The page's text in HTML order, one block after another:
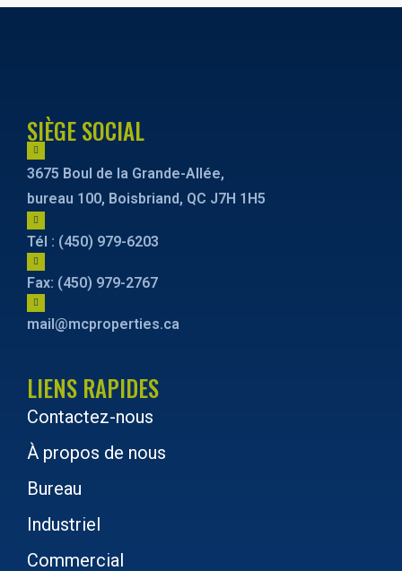
SIÈGE SOCIAL
3675 Boul de la Grande-Allée,
bureau 100, Boisbriand, QC J7H 1H5
Tél : (450) 979-6203
Fax: (450) 979-2767
mail@mcproperties.ca
LIENS RAPIDES
Contactez-nous
À propos de nous
Bureau
Industriel
Commercial